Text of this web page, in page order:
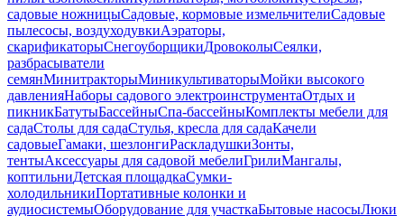
садовые ножницыСадовые, кормовые измельчителиСадовые
пылесосы, воздуходувкиАэраторы,
скарификаторыСнегоуборщикиДровоколыСеялки,
разбрасыватели
семянМинитракторыМиникультиваторыМойки высокого
давленияНаборы садового электроинструментаОтдых и
пикникБатутыБассейныСпа-бассейныКомплекты мебели для
садаСтолы для садаСтулья, кресла для садаКачели
садовыеГамаки, шезлонгиРаскладушкиЗонты,
тентыАксессуары для садовой мебелиГрилиМангалы,
коптильниДетская площадкаСумки-
холодильникиПортативные колонки и
аудиосистемыОборудование для участкаБытовые насосыЛюки